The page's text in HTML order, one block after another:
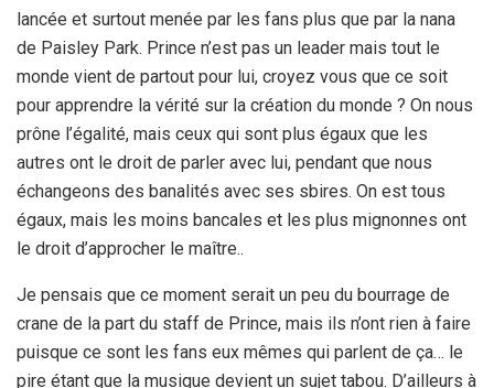
lancée et surtout menée par les fans plus que par la nana
de Paisley Park. Prince n’est pas un leader mais tout le
monde vient de partout pour lui, croyez vous que ce soit
pour apprendre la vérité sur la création du monde ? On nous
prône l’égalité, mais ceux qui sont plus égaux que les
autres ont le droit de parler avec lui, pendant que nous
échangeons des banalités avec ses sbires. On est tous
égaux, mais les moins bancales et les plus mignonnes ont
le droit d’approcher le maître..
Je pensais que ce moment serait un peu du bourrage de
crane de la part du staff de Prince, mais ils n’ont rien à faire
puisque ce sont les fans eux mêmes qui parlent de ça… le
pire étant que la musique devient un sujet tabou. D’ailleurs à